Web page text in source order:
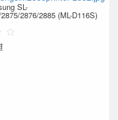
SL-
2876/2885 (ML-D116S)